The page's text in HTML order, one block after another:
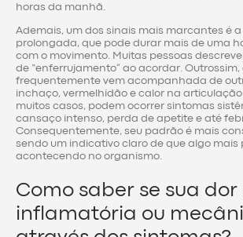
horas da manhã.
Ademais, um dos sinais mais marcantes é
prolongada, que pode durar mais de uma
com o movimento. Muitas pessoas
de “enferrujamento” ao acordar.
frequentemente vem acompanhada de
inchaço, vermelhidão e calor na
muitos casos, podem ocorrer sintomas
cansaço intenso, perda de apetite e até
Consequentemente, seu padrão é mais
sendo um indicativo claro de que algo mais
acontecendo no organismo.
Como saber se sua dor
inflamatória ou